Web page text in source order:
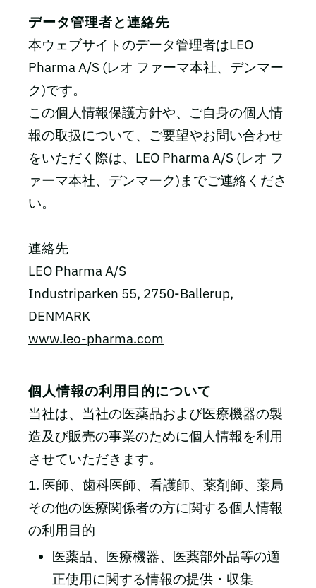
データ管理者と連絡先
本ウェブサイトのデータ管理者はLEO
Pharma A/S (レオ ファーマ本社、デンマー
ク)です。
この個人情報保護方針や、ご自身の個人情
報の取扱について、ご要望やお問い合わせ
をいただく際は、LEO Pharma A/S (レオ フ
ァーマ本社、デンマーク)までご連絡くださ
い。
連絡先
LEO Pharma A/S
Industriparken 55, 2750-Ballerup,
DENMARK
www.leo-pharma.com
個人情報の利用目的について
当社は、当社の医薬品および医療機器の製
造及び販売の事業のために個人情報を利用
させていただきます。
1. 医師、歯科医師、看護師、薬剤師、薬局
その他の医療関係者の方に関する個人情報
の利用目的
医薬品、医療機器、医薬部外品等の適
正使用に関する情報の提供・収集